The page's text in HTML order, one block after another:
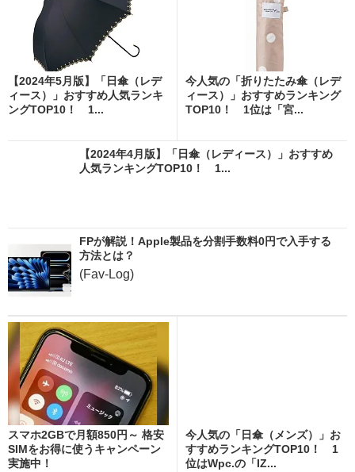
【2024年5月版】「日傘（レデ
ィース）」おすすめ人気ランキ
ングTOP10！ 1...
今人気の「折りたたみ傘（レデ
ィース）」おすすめランキング
TOP10！ 1位は「宮...
【2024年4月版】「日傘（レディース）」おすすめ
人気ランキングTOP10！ 1...
FPが解説！Apple製品を分割手数料0円で入手する
方法とは？
(Fav-Log)
スマホ2GBで月額850円～ 格安
SIMをお得に使うキャンペーン
実施中！
今人気の「日傘（メンズ）」お
すすめランキングTOP10！ 1
位はWpc.の「IZ...